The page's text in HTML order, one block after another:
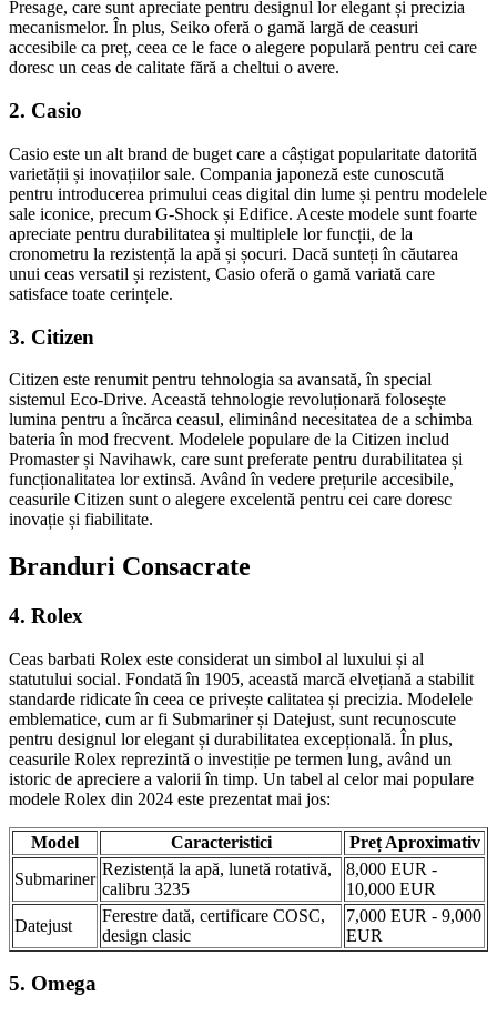
Presage, care sunt apreciate pentru designul lor elegant și precizia
mecanismelor. În plus, Seiko oferă o gamă largă de ceasuri
accesibile ca preț, ceea ce le face o alegere populară pentru cei care
doresc un ceas de calitate fără a cheltui o avere.
2. Casio
Casio este un alt brand de buget care a câștigat popularitate datorită
varietății și inovațiilor sale. Compania japoneză este cunoscută
pentru introducerea primului ceas digital din lume și pentru modelele
sale iconice, precum G-Shock și Edifice. Aceste modele sunt foarte
apreciate pentru durabilitatea și multiplele lor funcții, de la
cronometru la rezistență la apă și șocuri. Dacă sunteți în căutarea
unui ceas versatil și rezistent, Casio oferă o gamă variată care
satisface toate cerințele.
3. Citizen
Citizen este renumit pentru tehnologia sa avansată, în special
sistemul Eco-Drive. Această tehnologie revoluționară folosește
lumina pentru a încărca ceasul, eliminând necesitatea de a schimba
bateria în mod frecvent. Modelele populare de la Citizen includ
Promaster și Navihawk, care sunt preferate pentru durabilitatea și
funcționalitatea lor extinsă. Având în vedere prețurile accesibile,
ceasurile Citizen sunt o alegere excelentă pentru cei care doresc
inovație și fiabilitate.
Branduri Consacrate
4. Rolex
Ceas barbati Rolex este considerat un simbol al luxului și al
statutului social. Fondată în 1905, această marcă elvețiană a stabilit
standarde ridicate în ceea ce privește calitatea și precizia. Modelele
emblematice, cum ar fi Submariner și Datejust, sunt recunoscute
pentru designul lor elegant și durabilitatea excepțională. În plus,
ceasurile Rolex reprezintă o investiție pe termen lung, având un
istoric de apreciere a valorii în timp. Un tabel al celor mai populare
modele Rolex din 2024 este prezentat mai jos:
Model Caracteristici
Preț Aproximativ
Submariner
Rezistență la apă, lunetă rotativă,
calibru 3235
8,000 EUR -
10,000 EUR
Datejust
Ferestre dată, certificare COSC,
design clasic
7,000 EUR - 9,000
EUR
5. Omega